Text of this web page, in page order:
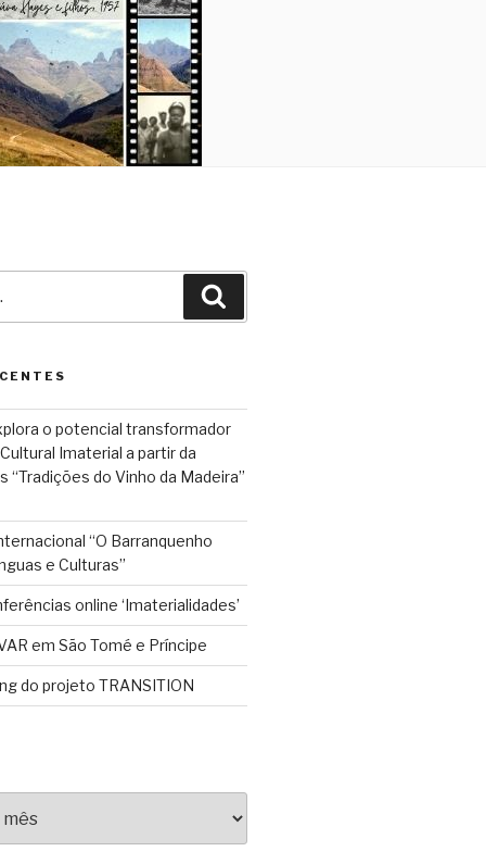
o potencial transformador
Imaterial a partir da
“Tradições do Vinho da Madeira”
“O Barranquenho
e Culturas”
online ‘Imaterialidades’
em São Tomé e Príncipe
do projeto TRANSITION